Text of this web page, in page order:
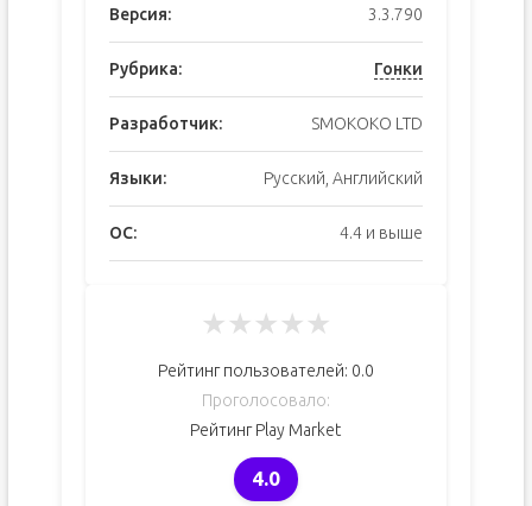
Версия: 3.3.790
Рубрика: Гонки
Разработчик: SMOKOKO LTD
Языки: Русский, Английский
ОС: 4.4 и выше
★★★★★
Рейтинг пользователей: 0.0
Проголосовало:
Рейтинг Play Market
4.0